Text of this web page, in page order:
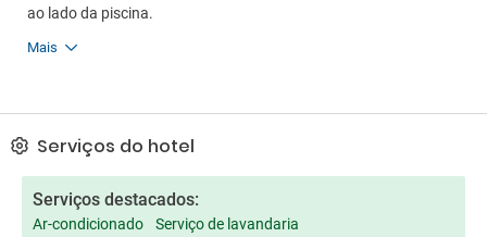
ao lado da piscina.
Mais
Serviços do hotel
Serviços destacados:
Ar-condicionado
Serviço de lavandaria